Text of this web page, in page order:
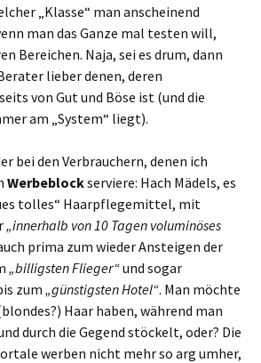
„Klasse“ man anscheinend
man das Ganze mal testen will,
Bereichen. Naja, sei es drum, dann
lieber denen, deren
von Gut und Böse ist (und die
am „System“ liegt).
bei den Verbrauchern, denen ich
Werbeblockserviere: Hach Mädels, es
tolles“ Haarpflegemittel, mit
„innerhalb von 10 Tagen voluminöses
prima zum wieder Ansteigen der
„billigsten Flieger“und sogar
zum„günstigsten Hotel“. Man möchte
Haar haben, während man
durch die Gegend stöckelt, oder? Die
werben nicht mehr so arg umher,